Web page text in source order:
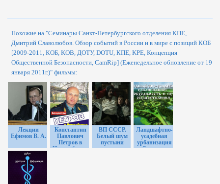
Похожие на "Семинары Санкт-Петербургского отделения КПЕ,
Дмитрий Славолюбов. Обзор событий в России и в мире с позиций КОБ
[2009-2011, КОБ, KOB, ДОТУ, DOTU, КПЕ, KPE, Концепция
Общественной Безопасности, CamRip] (Еженедельное обновление от 19
января 2011г.)" фильмы:
Лекции
Ефимов В. А.
Константин
Павлович
Петров в
Новосибирске.
ВП СССР.
Белый шум
пустыни
Ландшафтно-
усадебная
урбанизация
- Семинар в